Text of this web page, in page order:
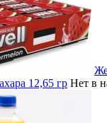
12,65 гр Нет в